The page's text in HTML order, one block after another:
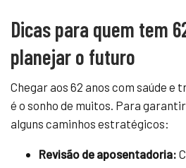
Dicas para quem tem
planejar o futuro
Chegar aos 62 anos com saúde e
é o sonho de muitos. Para
alguns caminhos estratégicos:
Revisão de aposentadoria: